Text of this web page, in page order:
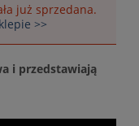
już sprzedana.
>>
i przedstawiają